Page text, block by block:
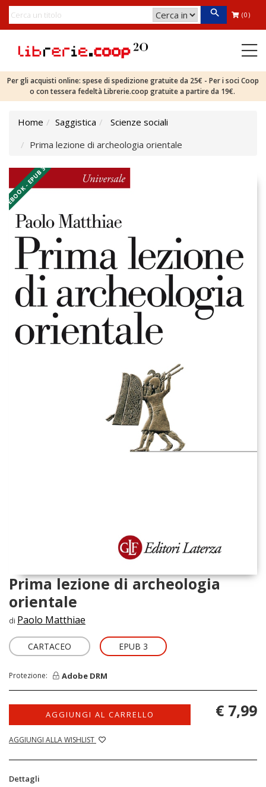
(0)
Per gli acquisti online: spese di spedizione gratuite da 25€ - Per i soci Coop
o con tessera fedeltà Librerie.coop gratuite a partire da 19€.
Home Saggistica
Scienze sociali
Prima lezione di archeologia orientale
EBOOK - EPUB 3
Prima lezione di archeologia
orientale
di Paolo Matthiae
CARTACEO EPUB 3
Protezione: Adobe DRM
AGGIUNGI AL CARRELLO
AGGIUNGI ALLA WISHLIST
€ 7,99
Dettagli